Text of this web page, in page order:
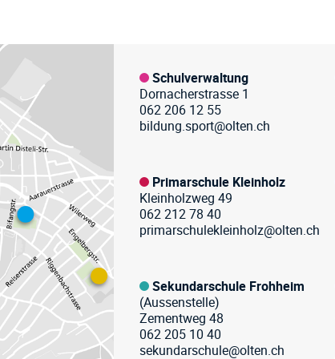
Schulverwaltung
Dornacherstrasse 1
062 206 12 55
bildung.sport@olten.ch
Primarschule Kleinholz
Kleinholzweg 49
062 212 78 40
primarschulekleinholz@olten.ch
Sekundarschule Frohheim
(Aussenstelle)
Zementweg 48
062 205 10 40
sekundarschule@olten.ch